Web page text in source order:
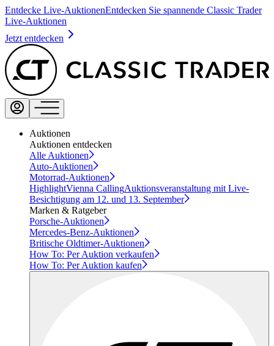
Entdecke Live-AuktionenEntdecken Sie spannende Classic Trader
Live-Auktionen
Jetzt entdecken
Auktionen
Auktionen entdecken
Alle Auktionen
Auto-Auktionen
Motorrad-Auktionen
HighlightVienna CallingAuktionsveranstaltung mit Live-
Besichtigung am 12. und 13. September
Marken & Ratgeber
Porsche-Auktionen
Mercedes-Benz-Auktionen
Britische Oldtimer-Auktionen
How To: Per Auktion verkaufen
How To: Per Auktion kaufen